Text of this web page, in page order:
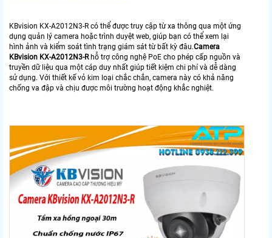
KBvision KX-A2012N3-R có thể được truy cập từ xa thông qua một ứng
dụng quản lý camera hoặc trình duyệt web, giúp bạn có thể xem lại
hình ảnh và kiểm soát tình trạng giám sát từ bất kỳ đâu.Camera
KBvision KX-A2012N3-Rhỗ trợ công nghệ PoE cho phép cấp nguồn và
truyền dữ liệu qua một cáp duy nhất giúp tiết kiệm chi phí và dễ dàng
sử dụng. Với thiết kế vỏ kim loại chắc chắn, camera này có khả năng
chống va đập và chịu được môi trường hoạt động khắc nghiệt.